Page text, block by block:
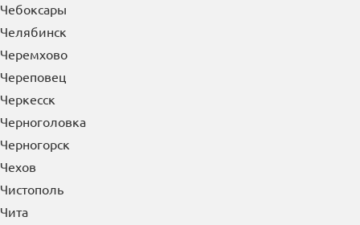
Чебоксары
Челябинск
Черемхово
Череповец
Черкесск
Черноголовка
Черногорск
Чехов
Чистополь
Чита